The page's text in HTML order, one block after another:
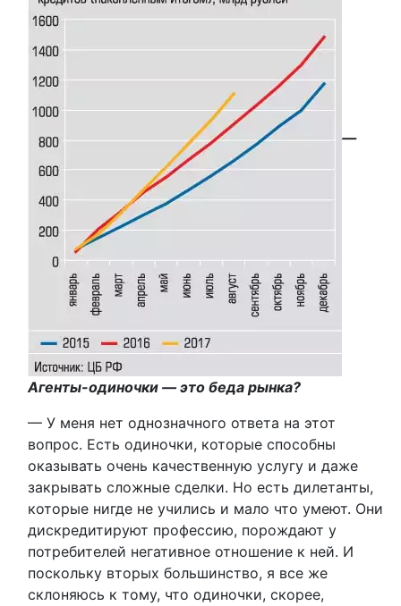
—
Агенты-одиночки — это беда рынка?
— У меня нет однозначного ответа на этот
вопрос. Есть одиночки, которые способны
оказывать очень качественную услугу и даже
закрывать сложные сделки. Но есть дилетанты,
которые нигде не учились и мало что умеют. Они
дискредитируют профессию, порождают у
потребителей негативное отношение к ней. И
поскольку вторых большинство, я все же
склоняюсь к тому, что одиночки, скорее,